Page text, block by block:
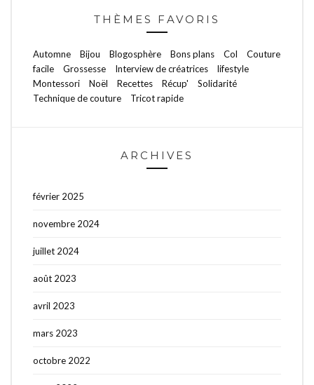
THÈMES FAVORIS
Automne Bijou Blogosphère Bons plans Col
Couture
facile
Grossesse Interview de créatrices
lifestyle
Montessori
Noël Recettes Récup'
Solidarité
Technique de couture
Tricot rapide
ARCHIVES
février 2025
novembre 2024
juillet 2024
août 2023
avril 2023
mars 2023
octobre 2022